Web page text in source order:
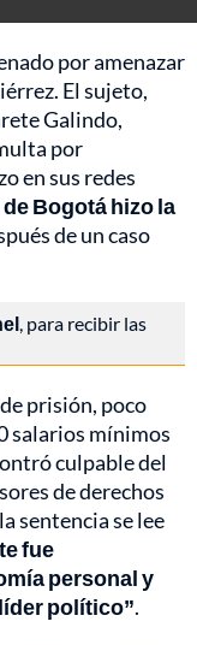
por amenazar
El sujeto,
Galindo,
por
en sus redes
Bogotá hizo la
de un caso
, para recibir las
prisión, poco
salarios mínimos
culpable del
de derechos
sentencia se lee
fue
personal y
político”.